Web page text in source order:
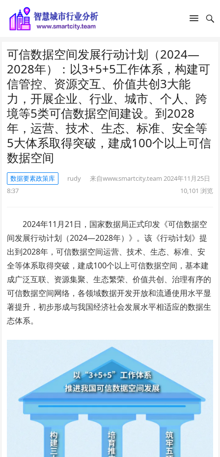
可信数据空间发展行动计划（2024—
2028年）：以3+5+5工作体系，构建可
信管控、资源交互、价值共创3大能
力，开展企业、行业、城市、个人、跨
境等5类可信数据空间建设。到2028
年，运营、技术、生态、标准、安全等
5大体系取得突破，建成100个以上可信
数据空间
数据要素政策库 rudy 来自www.smartcity.team 2024年11月25日
8:37
10,101 浏览
2024年11月21日，国家数据局正式印发《可信数据空
间发展行动计划（2024—2028年）》。该《行动计划》提
出到2028年，可信数据空间运营、技术、生态、标准、安
全等体系取得突破，建成100个以上可信数据空间，基本建
成广泛互联、资源集聚、生态繁荣、价值共创、治理有序的
可信数据空间网络，各领域数据开发开放和流通使用水平显
著提升，初步形成与我国经济社会发展水平相适应的数据生
态体系。